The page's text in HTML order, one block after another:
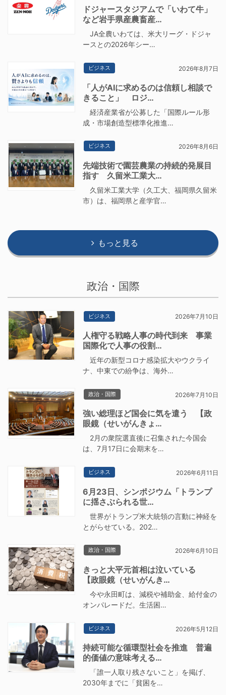
ドジャースタジアムで「いわて牛」
など岩手県産農畜産…
JA全農いわては、米大リーグ・ドジャ
ースとの2026年シー…
ビジネス 2026年8月7日
「人がAIに求めるのは信頼し相談で
きること」 ロジ…
経済産業省が公募した「国際ルール形
成・市場創造型標準化推進…
ビジネス 2026年8月6日
先端技術で園芸農業の持続的発展目
指す 久留米工業大…
久留米工業大学（久工大、福岡県久留米
市）は、福岡県と産学官…
もっと見る
政治・国際
ビジネス 2026年7月10日
人権守る戦略人事の時代到来 事業
国際化で人事の役割…
近年の新型コロナ感染拡大やウクライ
ナ、中東での紛争は、海外…
政治・国際 2026年7月10日
強い総理ほど国会に気を遣う 【政
眼鏡（せいがんきょ…
2月の衆院選直後に召集された今国会
は、7月17日に会期末を…
ビジネス 2026年6月11日
6月23日、シンポジウム「トランプ
に揺さぶられる世…
世界がトランプ米大統領の言動に神経を
とがらせている。202…
政治・国際 2026年6月10日
きっと大平元首相は泣いている
【政眼鏡（せいがんき…
今や永田町は、減税や補助金、給付金の
オンパレードだ。生活困…
ビジネス 2026年5月12日
持続可能な循環型社会を推進 普遍
的価値の意味考える…
「誰一人取り残さないこと」を掲げ、
2030年までに「貧困を…